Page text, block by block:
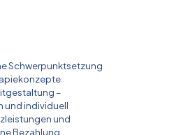
Schwerpunktsetzung
–
und individuell
und
Bezahlung